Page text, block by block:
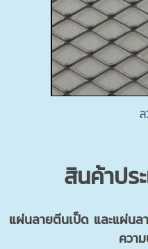
สินค้าปร
แผ่นลายตีนเป็ด และแผ่น
ควา